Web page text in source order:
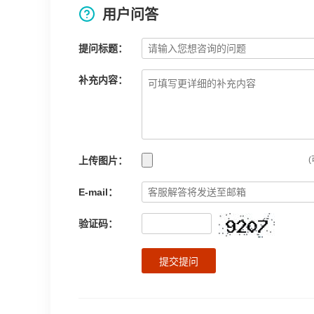
用户问答
提问标题：
补充内容：
上传图片： (
E-mail：
验证码：
提交提问